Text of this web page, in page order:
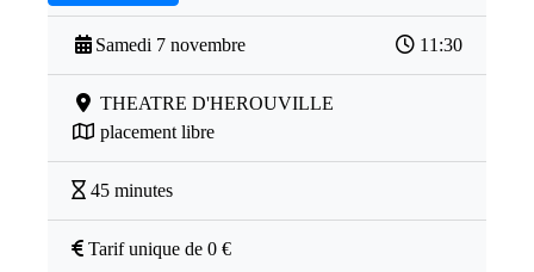
Samedi 7 novembre 11:30
THEATRE D'HEROUVILLE
placement libre
45 minutes
Tarif unique de 0 €